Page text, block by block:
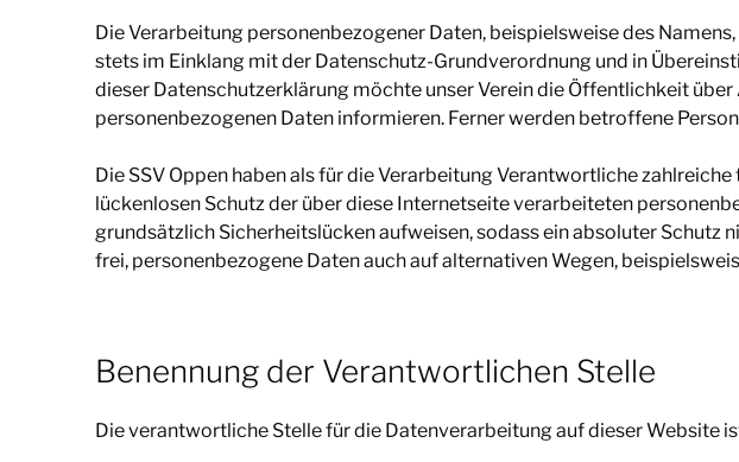
Die Verarbeitung personenbezogener Daten, beispielsweise des
stets im Einklang mit der Datenschutz-Grundverordnung und in
dieser Datenschutzerklärung möchte unser Verein die Öffentlichkeit
personenbezogenen Daten informieren. Ferner werden betroffene
Die SSV Oppen haben als für die Verarbeitung Verantwortliche
lückenlosen Schutz der über diese Internetseite verarbeiteten
grundsätzlich Sicherheitslücken aufweisen, sodass ein absoluter Schutz
frei, personenbezogene Daten auch auf alternativen Wegen,
Benennung der Verantwortlichen Stelle
Die verantwortliche Stelle für die Datenverarbeitung auf dieser Website